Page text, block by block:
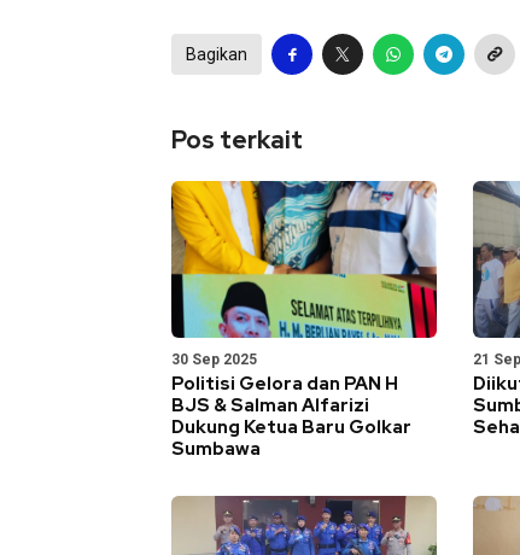
Bagikan
Pos terkait
30 Sep 2025
Politisi Gelora dan PAN H
BJS & Salman Alfarizi
Dukung Ketua Baru Golkar
Sumbawa
21